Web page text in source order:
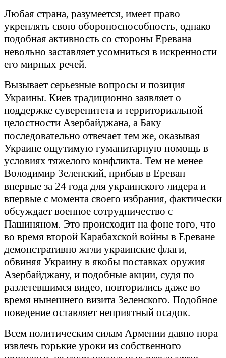
Любая страна, разумеется, имеет право
укреплять свою обороноспособность, однако
подобная активность со стороны Еревана
невольно заставляет усомниться в искренности
его мирных речей.
Вызывает серьезные вопросы и позиция
Украины. Киев традиционно заявляет о
поддержке суверенитета и территориальной
целостности Азербайджана, а Баку
последовательно отвечает тем же, оказывая
Украине ощутимую гуманитарную помощь в
условиях тяжелого конфликта. Тем не менее
Володимир Зеленский, прибыв в Ереван
впервые за 24 года для украинского лидера и
впервые с момента своего избрания, фактически
обсуждает военное сотрудничество с
Пашиняном. Это происходит на фоне того, что
во время второй Карабахской войны в Ереване
демонстративно жгли украинские флаги,
обвиняя Украину в якобы поставках оружия
Азербайджану, и подобные акции, судя по
разлетевшимся видео, повторились даже во
время нынешнего визита Зеленского. Подобное
поведение оставляет неприятный осадок.
Всем политическим силам Армении давно пора
извлечь горькие уроки из собственного